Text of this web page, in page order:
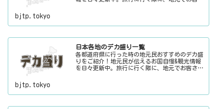
bjtp.tokyo
日本各地のデカ盛り一覧
各都道府県に行った時の地元民おすすめのデカ盛
りをご紹介！地元民が伝えるお国自慢&観光情報
を日々更新中。旅行に行く際に、地元でお客さん
bjtp.tokyo